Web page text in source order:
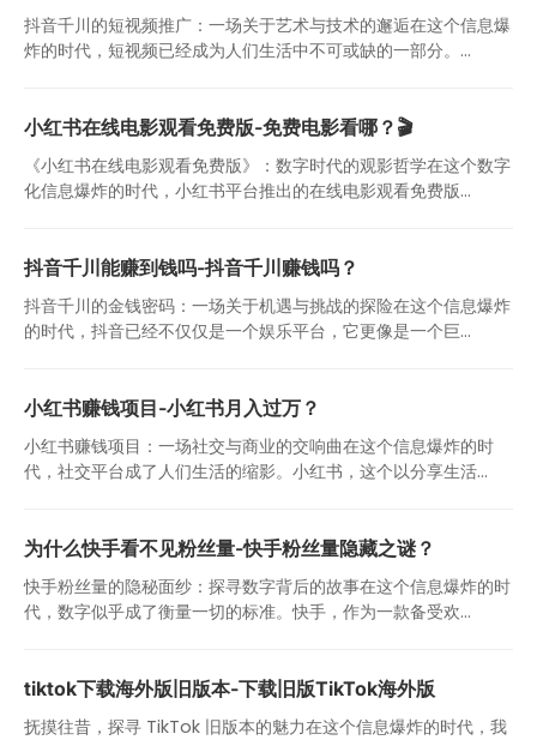
抖音千川的短视频推广：一场关于艺术与技术的邂逅在这个信息爆
炸的时代，短视频已经成为人们生活中不可或缺的一部分。...
小红书在线电影观看免费版-免费电影看哪？🎬
《小红书在线电影观看免费版》：数字时代的观影哲学在这个数字
化信息爆炸的时代，小红书平台推出的在线电影观看免费版...
抖音千川能赚到钱吗-抖音千川赚钱吗？
抖音千川的金钱密码：一场关于机遇与挑战的探险在这个信息爆炸
的时代，抖音已经不仅仅是一个娱乐平台，它更像是一个巨...
小红书赚钱项目-小红书月入过万？
小红书赚钱项目：一场社交与商业的交响曲在这个信息爆炸的时
代，社交平台成了人们生活的缩影。小红书，这个以分享生活...
为什么快手看不见粉丝量-快手粉丝量隐藏之谜？
快手粉丝量的隐秘面纱：探寻数字背后的故事在这个信息爆炸的时
代，数字似乎成了衡量一切的标准。快手，作为一款备受欢...
tiktok下载海外版旧版本-下载旧版TikTok海外版
抚摸往昔，探寻 TikTok 旧版本的魅力在这个信息爆炸的时代，我